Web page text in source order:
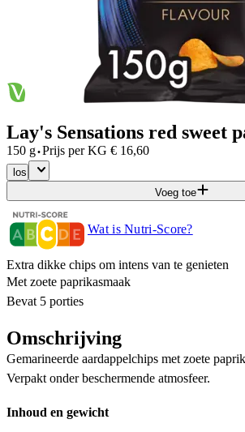
Lay's Sensations red sweet
150 g·Prijs per KG € 16,60
los
Voeg toe
Wat is Nutri-Score?
Extra dikke chips om intens van te genieten
Met zoete paprikasmaak
Bevat 5 porties
Omschrijving
Gemarineerde aardappelchips met zoete
Verpakt onder beschermende atmosfeer.
Inhoud en gewicht